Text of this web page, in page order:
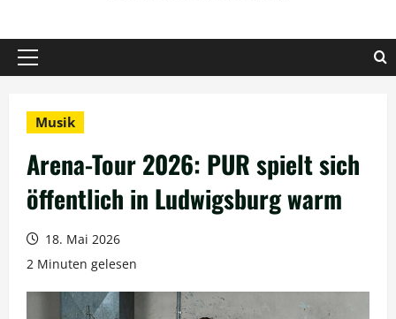
Primäres
Musik
Arena-Tour 2026: PUR spielt sich
öffentlich in Ludwigsburg warm
18. Mai 2026
2 Minuten gelesen